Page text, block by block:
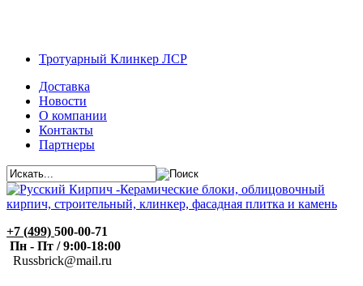
Тротуарный Клинкер ЛСР
Доставка
Новости
О компании
Контакты
Партнеры
+7 (499) 500-00-71
Пн - Пт / 9:00-18:00
Russbrick@mail.ru